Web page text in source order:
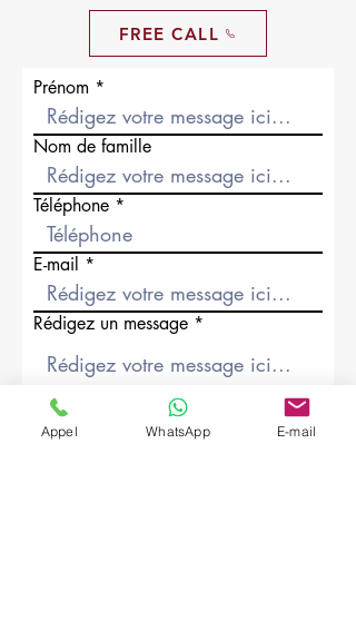
FREE CALL
Prénom
Nom de famille
Téléphone
E-mail
Rédigez un message
Société
Appel WhatsApp E-mail